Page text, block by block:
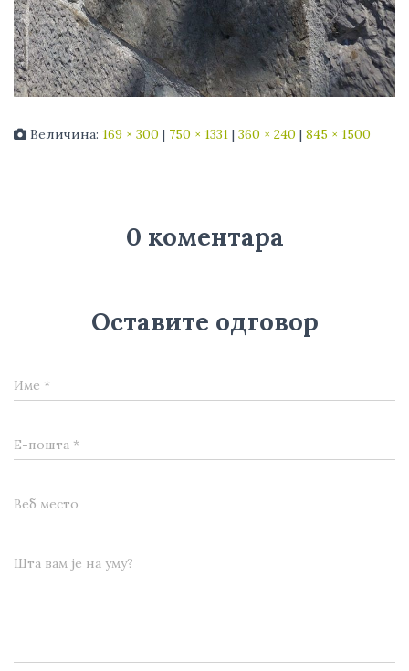
Величина: 169 × 300 | 750 × 1331 | 360 × 240 | 845 × 1500
0 коментара
Оставите одговор
Име *
Е-пошта *
Веб место
Шта вам је на уму?